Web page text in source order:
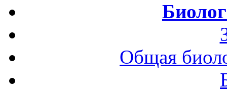
Общая